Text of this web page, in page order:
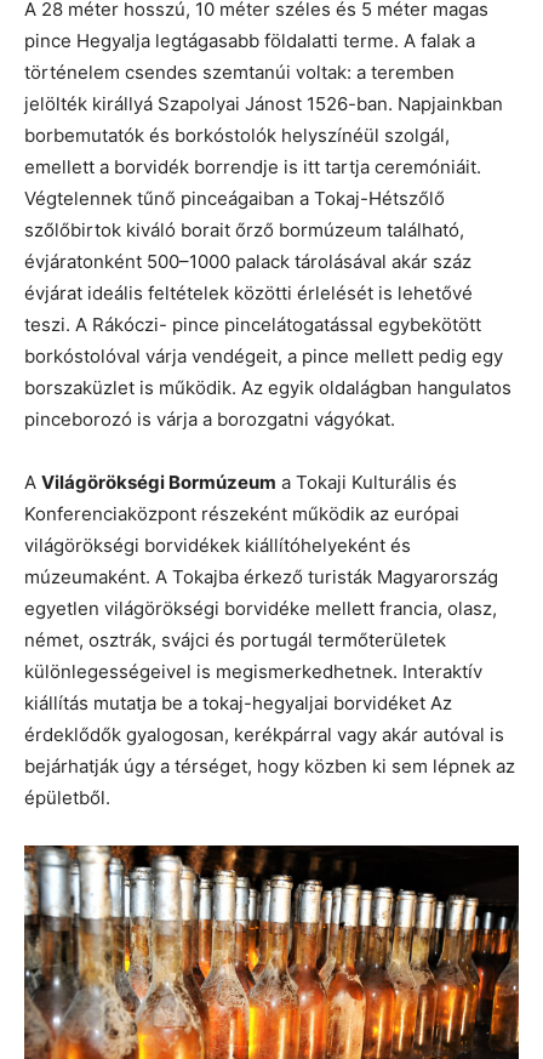
A 28 méter hosszú, 10 méter széles és 5 méter magas
pince Hegyalja legtágasabb földalatti terme. A falak a
történelem csendes szemtanúi voltak: a teremben
jelölték királlyá Szapolyai Jánost 1526-ban. Napjainkban
borbemutatók és borkóstolók helyszínéül szolgál,
emellett a borvidék borrendje is itt tartja ceremóniáit.
Végtelennek tűnő pinceágaiban a Tokaj-Hétszőlő
szőlőbirtok kiváló borait őrző bormúzeum található,
évjáratonként 500–1000 palack tárolásával akár száz
évjárat ideális feltételek közötti érlelését is lehetővé
teszi. A Rákóczi- pince pincelátogatással egybekötött
borkóstolóval várja vendégeit, a pince mellett pedig egy
borszaküzlet is működik. Az egyik oldalágban hangulatos
pinceborozó is várja a borozgatni vágyókat.
A Világörökségi Bormúzeum a Tokaji Kulturális és
Konferenciaközpont részeként működik az európai
világörökségi borvidékek kiállítóhelyeként és
múzeumaként. A Tokajba érkező turisták Magyarország
egyetlen világörökségi borvidéke mellett francia, olasz,
német, osztrák, svájci és portugál termőterületek
különlegességeivel is megismerkedhetnek. Interaktív
kiállítás mutatja be a tokaj-hegyaljai borvidéket Az
érdeklődők gyalogosan, kerékpárral vagy akár autóval is
bejárhatják úgy a térséget, hogy közben ki sem lépnek az
épületből.